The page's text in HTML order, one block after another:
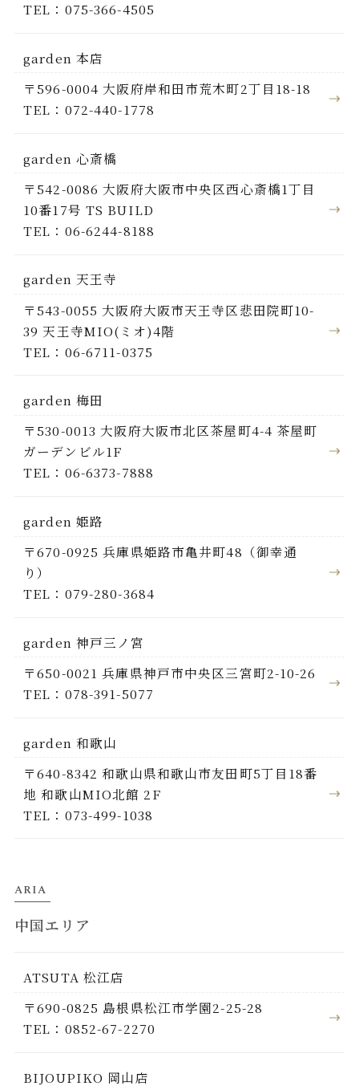
TEL：075-366-4505
garden 本店
〒596-0004 大阪府岸和田市荒木町2丁目18-18
TEL：072-440-1778
garden 心斎橋
〒542-0086 大阪府大阪市中央区西心斎橋1丁目
10番17号 TS BUILD
TEL：06-6244-8188
garden 天王寺
〒543-0055 大阪府大阪市天王寺区悲田院町10-
39 天王寺MIO(ミオ)4階
TEL：06-6711-0375
garden 梅田
〒530-0013 大阪府大阪市北区茶屋町4-4 茶屋町
ガーデンビル1F
TEL：06-6373-7888
garden 姫路
〒670-0925 兵庫県姫路市亀井町48（御幸通
り）
TEL：079-280-3684
garden 神戸三ノ宮
〒650-0021 兵庫県神戸市中央区三宮町2-10-26
TEL：078-391-5077
garden 和歌山
〒640-8342 和歌山県和歌山市友田町5丁目18番
地 和歌山MIO北館 2F
TEL：073-499-1038
ARIA
中国エリア
ATSUTA 松江店
〒690-0825 島根県松江市学園2-25-28
TEL：0852-67-2270
BIJOUPIKO 岡山店